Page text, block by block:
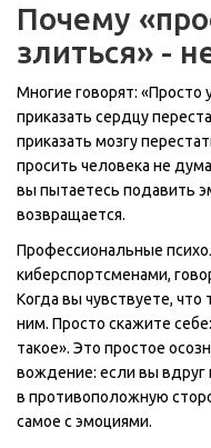
Почему
злиться» -
Многие говорят: «Просто
приказать сердцу
приказать мозгу
просить человека не
вы пытаетесь подавить
возвращается.
Профессиональные
киберспортсменами,
Когда вы чувствуете, что
ним. Просто скажите
такое». Это простое
вождение: если вы вдруг
в противоположную
самое с эмоциями.